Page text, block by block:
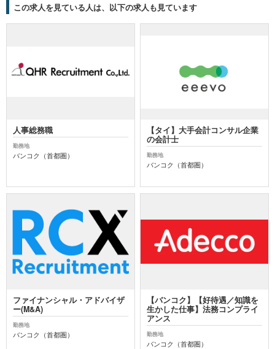
この求人を見ている人は、以下の求人も見ています
人事総務職
勤務地
バンコク（首都圏）
【タイ】大手会計コンサル企業
の会計士
勤務地
バンコク（首都圏）
ファイナンシャル・アドバイザ
ー(M&A)
勤務地
バンコク（首都圏）
【バンコク】【好待遇／知識を
生かした仕事】法務コンプライ
アンス
勤務地
バンコク（首都圏）